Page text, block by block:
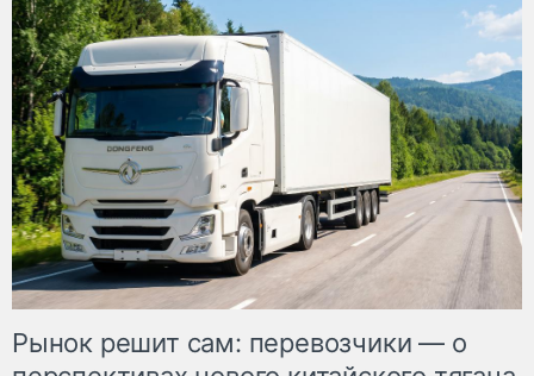
Рынок решит сам: перевозчики — о